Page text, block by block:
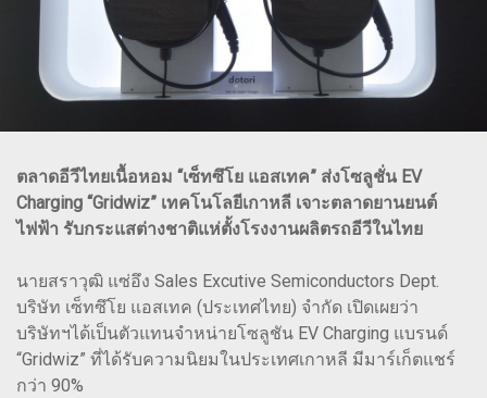
ตลาดอีวีไทยเนื้อหอม “เซ็ทซึโย แอสเทค” ส่งโซลูชั่น EV
Charging “Gridwiz” เทคโนโลยีเกาหลี เจาะตลาดยานยนต์
ไฟฟ้า รับกระแสต่างชาติแห่ตั้งโรงงานผลิตรถอีวีในไทย
นายสราวุฒิ แซ่อึง Sales Excutive Semiconductors Dept.
บริษัท เซ็ทซึโย แอสเทค (ประเทศไทย) จำกัด เปิดเผยว่า
บริษัทฯได้เป็นตัวแทนจำหน่ายโซลูชัน EV Charging แบรนด์
“Gridwiz” ที่ได้รับความนิยมในประเทศเกาหลี มีมาร์เก็ตแชร์
กว่า 90%